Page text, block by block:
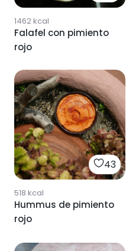
1462kcal
Falafel con pimiento
rojo
43
518 kcal
Hummus de pimiento
rojo